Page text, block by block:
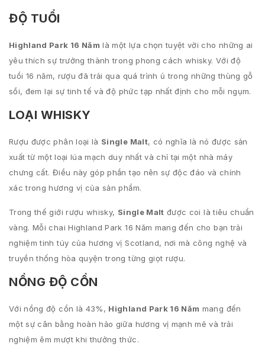
ĐỘ TUỔI
Highland Park 16 Năm là một lựa chọn tuyệt vời cho những ai
yêu thích sự trưởng thành trong phong cách whisky. Với độ
tuổi 16 năm, rượu đã trải qua quá trình ủ trong những thùng gỗ
sồi, đem lại sự tinh tế và độ phức tạp nhất định cho mỗi ngụm.
LOẠI WHISKY
Rượu được phân loại là Single Malt, có nghĩa là nó được sản
xuất từ một loại lúa mạch duy nhất và chỉ tại một nhà máy
chưng cất. Điều này góp phần tạo nên sự độc đáo và chính
xác trong hương vị của sản phẩm.
Trong thế giới rượu whisky, Single Malt được coi là tiêu chuẩn
vàng. Mỗi chai Highland Park 16 Năm mang đến cho bạn trải
nghiệm tinh túy của hương vị Scotland, nơi mà công nghệ và
truyền thống hòa quyện trong từng giọt rượu.
NỒNG ĐỘ CỒN
Với nồng độ cồn là 43%, Highland Park 16 Năm mang đến
một sự cân bằng hoàn hảo giữa hương vị mạnh mẽ và trải
nghiệm êm mượt khi thưởng thức.